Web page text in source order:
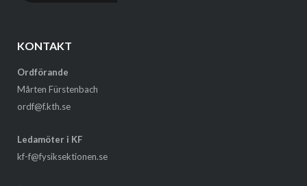
KONTAKT
Ordförande
Mårten Fürstenbach
ordf@f.kth.se
Ledamöter i KF
kf-f@fysiksektionen.se